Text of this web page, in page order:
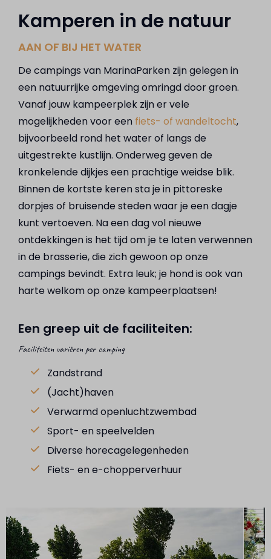
Kamperen in de natuur
AAN OF BIJ HET WATER
De campings van MarinaParken zijn gelegen in
een natuurrijke omgeving omringd door groen.
Vanaf jouw kampeerplek zijn er vele
mogelijkheden voor een fiets- of wandeltocht,
bijvoorbeeld rond het water of langs de
uitgestrekte kustlijn. Onderweg geven de
kronkelende dijkjes een prachtige weidse blik.
Binnen de kortste keren sta je in pittoreske
dorpjes of bruisende steden waar je een dagje
kunt vertoeven. Na een dag vol nieuwe
ontdekkingen is het tijd om je te laten verwennen
in de brasserie, die zich gewoon op onze
campings bevindt. Extra leuk; je hond is ook van
harte welkom op onze kampeerplaatsen!
Een greep uit de faciliteiten:
Faciliteiten variëren per camping
Zandstrand
(Jacht)haven
Verwarmd openluchtzwembad
Sport- en speelvelden
Diverse horecagelegenheden
Fiets- en e-chopperverhuur